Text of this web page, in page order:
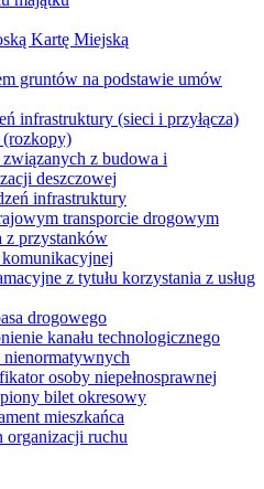
Kartę Miejską
gruntów na podstawie umów
infrastruktury (sieci i przyłącza)
(rozkopy)
z budowa i
deszczowej
infrastruktury
transporcie drogowym
z przystanków
komunikacyjnej
z tytułu korzystania z usług
drogowego
kanału technologicznego
osoby niepełnosprawnej
bilet okresowy
mieszkańca
organizacji ruchu